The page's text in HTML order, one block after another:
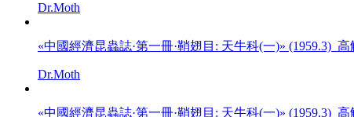
Dr.Moth
«中國經濟昆蟲誌·第一冊·鞘翅目: 天牛科(一)» (1959.3)_高
Dr.Moth
«中國經濟昆蟲誌·第一冊·鞘翅目: 天牛科(一)» (1959.3)_高